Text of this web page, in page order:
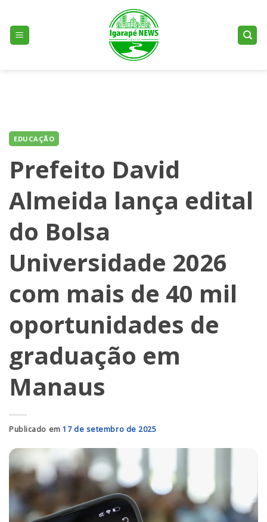
content
EDUCAÇÃO
Prefeito David
Almeida lança edital
do Bolsa
Universidade 2026
com mais de 40 mil
oportunidades de
graduação em
Manaus
Publicado em17 de setembro de 2025